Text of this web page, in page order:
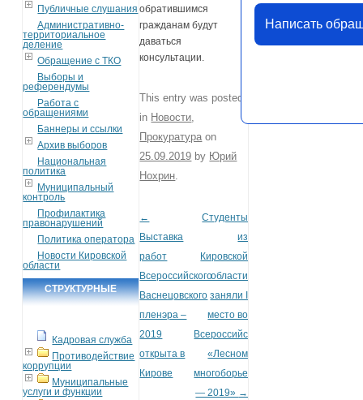
Публичные слушания
Административно-
территориальное
деление
Обращение с ТКО
Выборы и
референдумы
Работа с
обращениями
Баннеры и ссылки
Архив выборов
Национальная
политика
Муниципальный
контроль
Профилактика
правонарушений
Политика оператора
Новости Кировской
области
СТРУКТУРНЫЕ
Кадровая служба
Противодействие
коррупции
Муниципальные
услуги и функции
обратившимся
гражданам будут
даваться
консультации.
This entry was posted
in Новости
Прокуратура on
25.09.2019 by Юрий
Нохрин
Post navigation
←
Выставка
работ
Всероссийского
Васнецовского
пленэра –
2019
открыта в
Кирове
Студенты
из
Кировской
области
заняли I
место во
Всероссийском
«Лесном
многоборье
— 2019» →
Написать